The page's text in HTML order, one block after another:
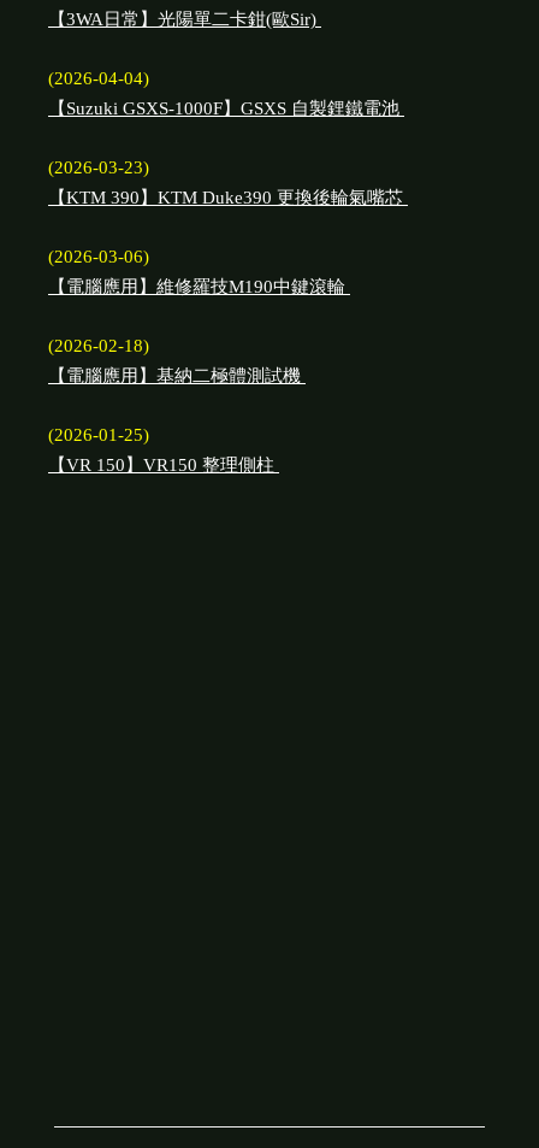
【3WA日常】光陽單二卡鉗(歐Sir)
(2026-04-04)
【Suzuki GSXS-1000F】GSXS 自製鋰鐵電池
(2026-03-23)
【KTM 390】KTM Duke390 更換後輪氣嘴芯
(2026-03-06)
【電腦應用】維修羅技M190中鍵滾輪
(2026-02-18)
【電腦應用】基納二極體測試機
(2026-01-25)
【VR 150】VR150 整理側柱